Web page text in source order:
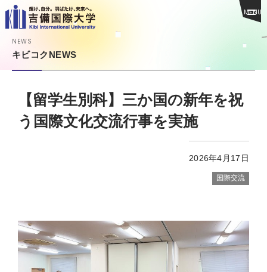
MENU
NEWS
キビコクNEWS
【留学生別科】三か国の新年を祝
う国際文化交流行事を実施
2026年4月17日
国際交流